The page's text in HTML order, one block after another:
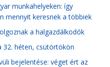
munkahelyeken: így
mennyit keresnek a többiek
a halgazdálkodók
32. héten, csütörtökön
bejelentése: véget ért az